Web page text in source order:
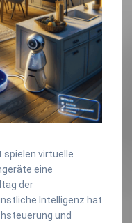
spielen virtuelle
eine
der
Intelligenz hat
und